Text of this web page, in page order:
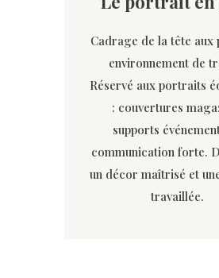
Cadrage de la tête aux
environnement de
Réservé aux portraits
: couvertures
supports
communication forte.
un décor maîtrisé et
travaillée.